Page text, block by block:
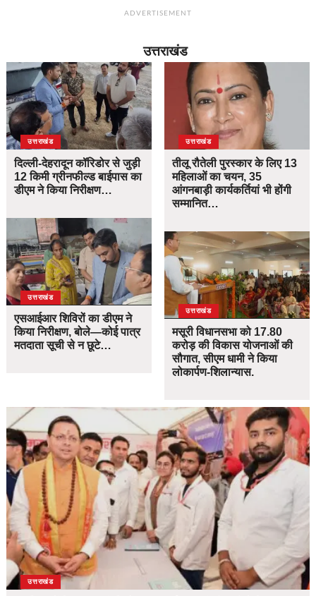
ADVERTISEMENT
उत्तराखंड
उत्तराखंड
दिल्ली-देहरादून कॉरिडोर से जुड़ी
12 किमी ग्रीनफील्ड बाईपास का
डीएम ने किया निरीक्षण…
उत्तराखंड
एसआईआर शिविरों का डीएम ने
किया निरीक्षण, बोले—कोई पात्र
मतदाता सूची से न छूटे…
उत्तराखंड
तीलू रौतेली पुरस्कार के लिए 13
महिलाओं का चयन, 35
आंगनबाड़ी कार्यकर्तियां भी होंगी
सम्मानित…
उत्तराखंड
मसूरी विधानसभा को 17.80
करोड़ की विकास योजनाओं की
सौगात, सीएम धामी ने किया
लोकार्पण-शिलान्यास.
उत्तराखंड